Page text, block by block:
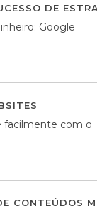
DE
Google
facilmente com o
CONTEÚDOS